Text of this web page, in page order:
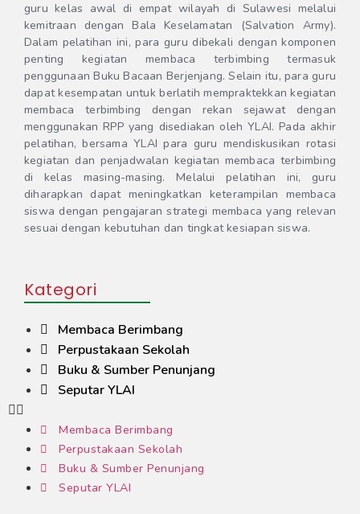
Kategori
Membaca Berimbang
Perpustakaan Sekolah
Buku & Sumber Penunjang
Seputar YLAI
Membaca Berimbang
Perpustakaan Sekolah
Buku & Sumber Penunjang
Seputar YLAI
guru kelas awal di empat wilayah di Sulawesi melalui
kemitraan dengan Bala Keselamatan (Salvation Army).
Dalam pelatihan ini, para guru dibekali dengan komponen
penting kegiatan membaca terbimbing termasuk
penggunaan Buku Bacaan Berjenjang. Selain itu, para guru
dapat kesempatan untuk berlatih mempraktekkan kegiatan
membaca terbimbing dengan rekan sejawat dengan
menggunakan RPP yang disediakan oleh YLAI. Pada akhir
pelatihan, bersama YLAI para guru mendiskusikan rotasi
kegiatan dan penjadwalan kegiatan membaca terbimbing
di kelas masing-masing. Melalui pelatihan ini, guru
diharapkan dapat meningkatkan keterampilan membaca
siswa dengan pengajaran strategi membaca yang relevan
sesuai dengan kebutuhan dan tingkat kesiapan siswa.